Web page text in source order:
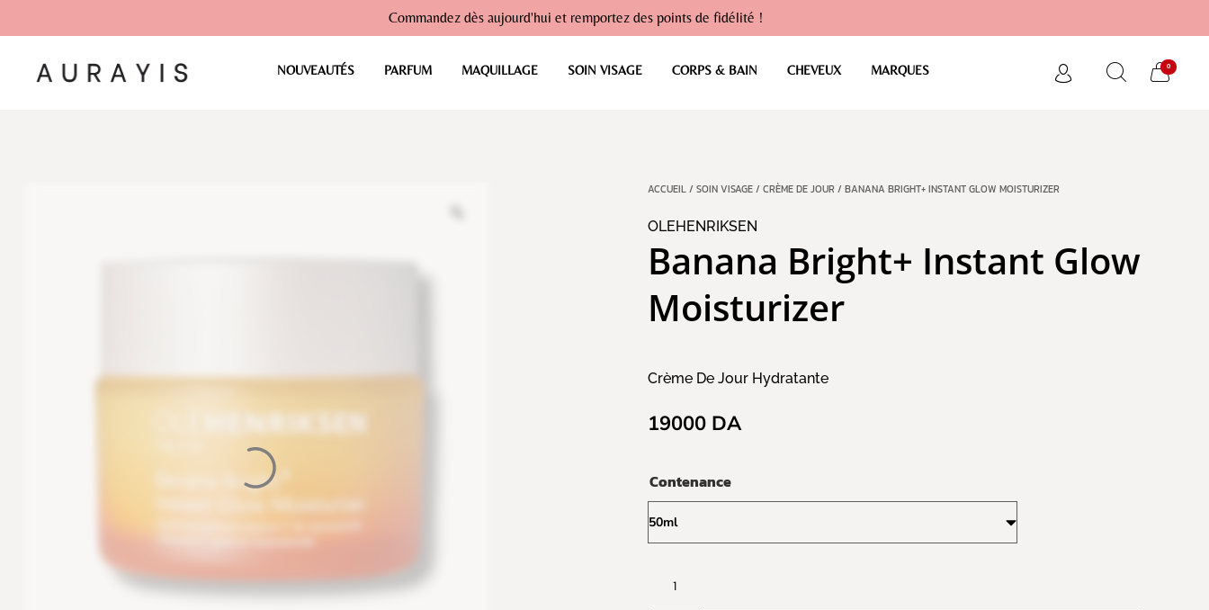
Commandez dès aujourd'hui et remportez des points de fidélité !
NOUVEAUTÉS PARFUM MAQUILLAGE SOIN VISAGE CORPS & BAIN CHEVEUX MARQUES 0
ACCUEIL/ SOIN VISAGE/ CRÈME DE JOUR/ BANANA BRIGHT+ INSTANT GLOW MOISTURIZER
OLEHENRIKSEN
Banana Bright+ Instant Glow
Moisturizer
Crème De Jour Hydratante
19000 DA
Contenance